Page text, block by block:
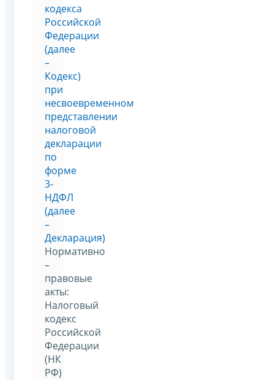
кодекса
Российской
Федерации
(далее
–
Кодекс)
при
несвоевременном
представлении
налоговой
декларации
по
форме
3-
НДФЛ
(далее
–
Декларация)
Нормативно
–
правовые
акты:
Налоговый
кодекс
Российской
Федерации
(НК
РФ)